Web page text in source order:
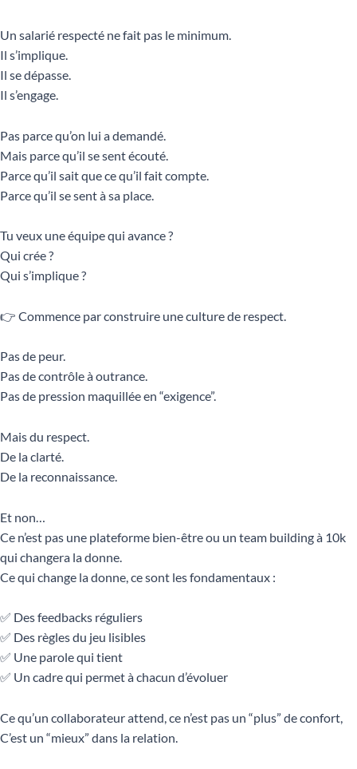
Un salarié respecté ne fait pas le minimum.
Il s’implique.
Il se dépasse.
Il s’engage.
Pas parce qu’on lui a demandé.
Mais parce qu’il se sent écouté.
Parce qu’il sait que ce qu’il fait compte.
Parce qu’il se sent à sa place.
Tu veux une équipe qui avance ?
Qui crée ?
Qui s’implique ?
👉 Commence par construire une culture de respect.
Pas de peur.
Pas de contrôle à outrance.
Pas de pression maquillée en “exigence”.
Mais du respect.
De la clarté.
De la reconnaissance.
Et non…
Ce n’est pas une plateforme bien-être ou un team building à 10k
qui changera la donne.
Ce qui change la donne, ce sont les fondamentaux :
✅ Des feedbacks réguliers
✅ Des règles du jeu lisibles
✅ Une parole qui tient
✅ Un cadre qui permet à chacun d’évoluer
Ce qu’un collaborateur attend, ce n’est pas un “plus” de confort,
C’est un “mieux” dans la relation.